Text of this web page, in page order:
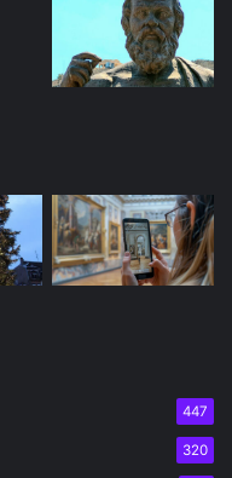
447
320